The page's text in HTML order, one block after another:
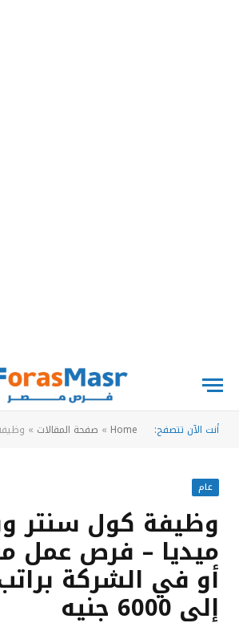
أنت الآن تتصفح: Home
» صفحة المقالات » وظيفة كول سنتر
عام
وظيفة كول سنتر
ميديا – فرص عمل
أو في الشركة
إلى 6000 جنيه